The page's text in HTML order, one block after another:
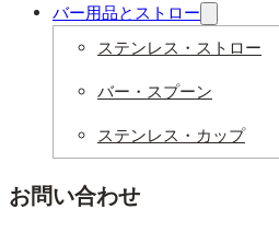
バー用品とストロー
ステンレス・ストロー
バー・スプーン
ステンレス・カップ
お問い合わせ